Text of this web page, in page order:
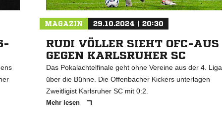
MAGAZIN 29.10.2024 | 20:30
RUDI VÖLLER SIEHT OFC-AUS
GEGEN KARLSRUHER SC
Das Pokalachtelfinale geht ohne Vereine aus der 4. Liga
über die Bühne. Die Offenbacher Kickers unterlagen
Zweitligist Karlsruher SC mit 0:2.
Mehr lesen